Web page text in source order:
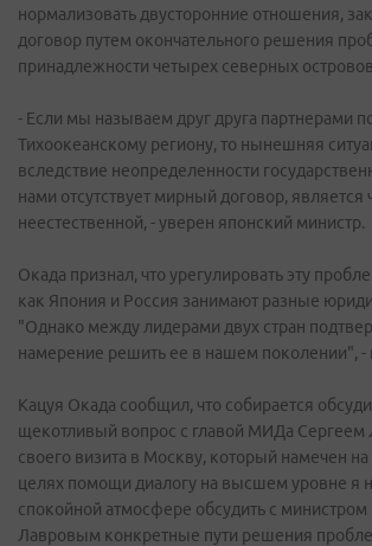
нормализовать двусторонние отношения,
договор путем окончательного решения
принадлежности четырех северных
- Если мы называем друг друга партнерами
Тихоокеанскому региону, то нынешняя
вследствие неопределенности
нами отсутствует мирный договор, является
неестественной, - уверен японский министр.
Окада признал, что урегулировать эту
как Япония и Россия занимают разные
"Однако между лидерами двух стран
намерение решить ее в нашем поколении", -
Кацуя Окада сообщил, что собирается
щекотливый вопрос с главой МИДа Сергеем
своего визита в Москву, который намечен
целях помощи диалогу на высшем уровне я
спокойной атмосфере обсудить с
Лавровым конкретные пути решения